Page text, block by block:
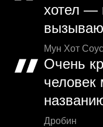
хотел —
Мун Хот Соус
Очень
человек
Дробин